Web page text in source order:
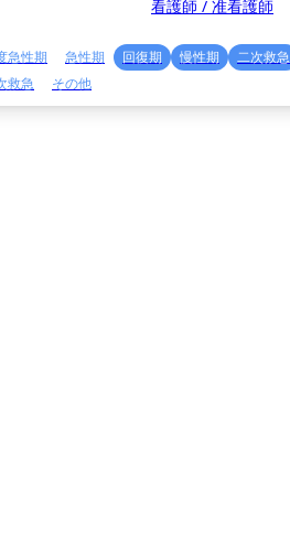
看護師 / 准看護師
急性期 急性期 回復期 慢性期
二次救急
救急
その他